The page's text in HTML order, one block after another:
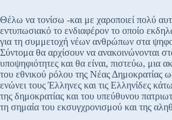
Θέλω να τονίσω -και με χαροποιεί πολύ
εντυπωσιακό το ενδιαφέρον το οποίο
για τη συμμετοχή νέων ανθρώπων στα
Σύντομα θα αρχίσουν να ανακοινώνονται
υποψηφιότητες και θα είναι, πιστεύω, μια
του εθνικού ρόλου της Νέας Δημοκρατίας
ενώνει τους Έλληνες και τις Ελληνίδες
της δημοκρατίας και του υπεύθυνου
τη σημαία του εκσυγχρονισμού και της